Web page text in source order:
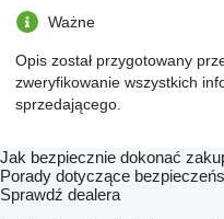
Minimalne zapotrzebowanie
Burty wraz z nadstawkami
Kliny montowane na
Całościowy system
Zabezpieczenie Skrzyni
Hamulec ręczny korbowo
Jednoprzewodowa lub
Ważne
Opis został przygotowany
zweryfikowanie wszystkich
sprzedającego.
Jak bezpiecznie dokonać
Porady dotyczące
Sprawdź dealera